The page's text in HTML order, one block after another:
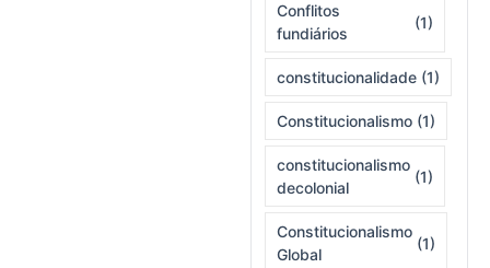
Conflitos
fundiários
(1)
constitucionalidade (1)
Constitucionalismo (1)
constitucionalismo
decolonial
(1)
Constitucionalismo
Global
(1)